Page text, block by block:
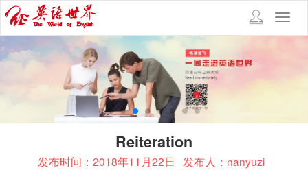
Reiteration
发布时间：2018年11月22日 发布人：nanyuzi